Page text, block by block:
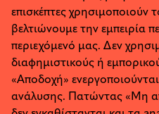
επισκέπτες χρησιμοποιούν
βελτιώνουμε την εμπειρία
περιεχόμενό μας. Δεν
διαφημιστικούς ή
«Αποδοχή»
ανάλυσης. Πατώντας «Μη